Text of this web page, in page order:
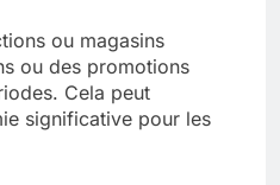
ou magasins
ou des promotions
Cela peut
significative pour les